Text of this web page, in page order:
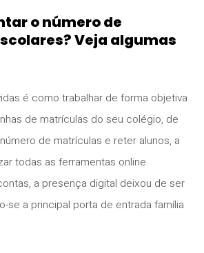
o número de
Veja algumas
é como trabalhar de forma objetiva
de matrículas do seu colégio, de
de matrículas e reter alunos, a
todas as ferramentas online
a presença digital deixou de ser
se a principal porta de entrada família